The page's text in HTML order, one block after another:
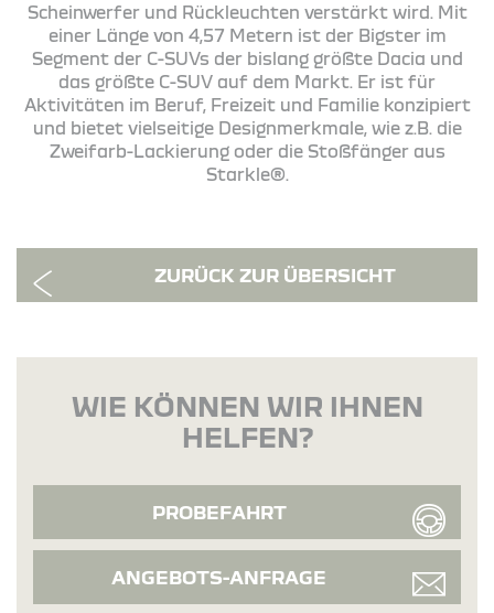
Scheinwerfer und Rückleuchten verstärkt wird. Mit
einer Länge von 4,57 Metern ist der Bigster im
Segment der C-SUVs der bislang größte Dacia und
das größte C-SUV auf dem Markt. Er ist für
Aktivitäten im Beruf, Freizeit und Familie konzipiert
und bietet vielseitige Designmerkmale, wie z.B. die
Zweifarb-Lackierung oder die Stoßfänger aus
Starkle®.
ZURÜCK ZUR ÜBERSICHT
WIE KÖNNEN WIR IHNEN
HELFEN?
PROBEFAHRT
ANGEBOTS-ANFRAGE